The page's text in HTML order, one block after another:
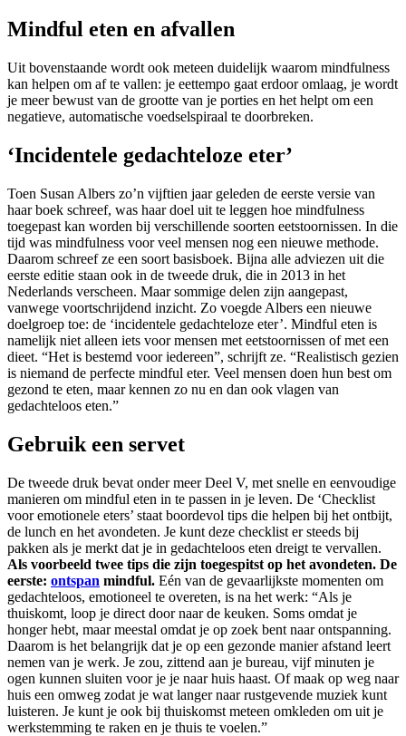
Mindful eten en afvallen
Uit bovenstaande wordt ook meteen duidelijk waarom mindfulness
kan helpen om af te vallen: je eettempo gaat erdoor omlaag, je wordt
je meer bewust van de grootte van je porties en het helpt om een
negatieve, automatische voedselspiraal te doorbreken.
‘Incidentele gedachteloze eter’
Toen Susan Albers zo’n vijftien jaar geleden de eerste versie van
haar boek schreef, was haar doel uit te leggen hoe mindfulness
toegepast kan worden bij verschillende soorten eetstoornissen. In die
tijd was mindfulness voor veel mensen nog een nieuwe methode.
Daarom schreef ze een soort basisboek. Bijna alle adviezen uit die
eerste editie staan ook in de tweede druk, die in 2013 in het
Nederlands verscheen. Maar sommige delen zijn aangepast,
vanwege voortschrijdend inzicht. Zo voegde Albers een nieuwe
doelgroep toe: de ‘incidentele gedachteloze eter’. Mindful eten is
namelijk niet alleen iets voor mensen met eetstoornissen of met een
dieet. “Het is bestemd voor iedereen”, schrijft ze. “Realistisch gezien
is niemand de perfecte mindful eter. Veel mensen doen hun best om
gezond te eten, maar kennen zo nu en dan ook vlagen van
gedachteloos eten.”
Gebruik een servet
De tweede druk bevat onder meer Deel V, met snelle en eenvoudige
manieren om mindful eten in te passen in je leven. De ‘Checklist
voor emotionele eters’ staat boordevol tips die helpen bij het ontbijt,
de lunch en het avondeten. Je kunt deze checklist er steeds bij
pakken als je merkt dat je in gedachteloos eten dreigt te vervallen.
Als voorbeeld twee tips die zijn toegespitst op het avondeten. De
eerste: ontspan mindful. Eén van de gevaarlijkste momenten om
gedachteloos, emotioneel te overeten, is na het werk: “Als je
thuiskomt, loop je direct door naar de keuken. Soms omdat je
honger hebt, maar meestal omdat je op zoek bent naar ontspanning.
Daarom is het belangrijk dat je op een gezonde manier afstand leert
nemen van je werk. Je zou, zittend aan je bureau, vijf minuten je
ogen kunnen sluiten voor je je naar huis haast. Of maak op weg naar
huis een omweg zodat je wat langer naar rustgevende muziek kunt
luisteren. Je kunt je ook bij thuiskomst meteen omkleden om uit je
werkstemming te raken en je thuis te voelen.”